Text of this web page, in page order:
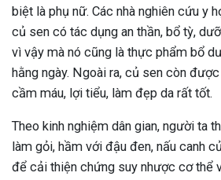
biệt là phụ nữ. Các nhà nghiên cứu y
củ sen có tác dụng an thần, bổ tỳ,
vì vậy mà nó cũng là thực phẩm bổ
hằng ngày. Ngoài ra, củ sen còn
cầm máu, lợi tiểu, làm đẹp da rất tốt.
Theo kinh nghiệm dân gian, người ta
làm gỏi, hầm với đậu đen, nấu canh
để cải thiện chứng suy nhược cơ thể